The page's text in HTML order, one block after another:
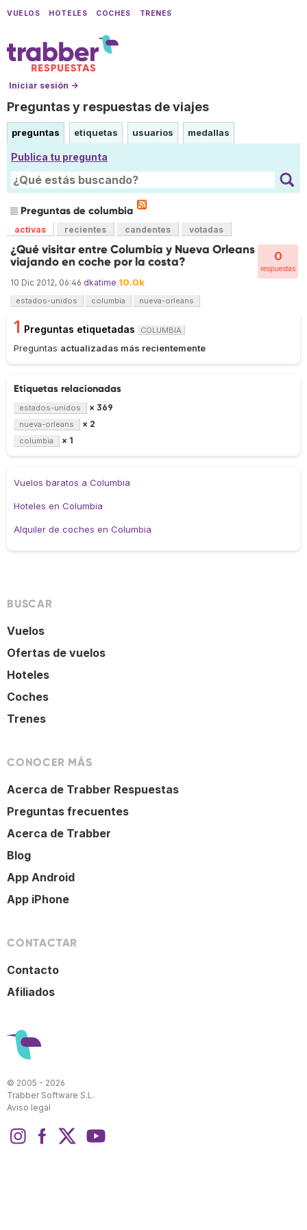
VUELOS HOTELES COCHES TRENES
Iniciar sesión →
Preguntas y respuestas de viajes
preguntas etiquetas usuarios medallas
Publica tu pregunta
Preguntas de columbia
activas recientes candentes votadas
0
respuestas
¿Qué visitar entre Columbia y Nueva Orleans
viajando en coche por la costa?
10 Dic 2012, 06:46 dkatime 10.0k
estados-unidos columbia nueva-orleans
1 Preguntas etiquetadas COLUMBIA
Preguntas actualizadas más recientemente
Etiquetas relacionadas
estados-unidos × 369
nueva-orleans × 2
columbia × 1
Vuelos baratos a Columbia
Hoteles en Columbia
Alquiler de coches en Columbia
BUSCAR
Vuelos
Ofertas de vuelos
Hoteles
Coches
Trenes
CONOCER MÁS
Acerca de Trabber Respuestas
Preguntas frecuentes
Acerca de Trabber
Blog
App Android
App iPhone
CONTACTAR
Contacto
Afiliados
© 2005 - 2026
Trabber Software S.L.
Aviso legal